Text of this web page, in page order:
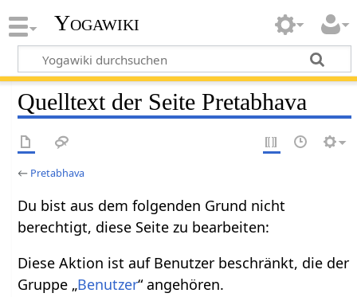
Yogawiki
Quelltext der Seite Pretabhava
← Pretabhava
Du bist aus dem folgenden Grund nicht
berechtigt, diese Seite zu bearbeiten:
Diese Aktion ist auf Benutzer beschränkt, die der
Gruppe „Benutzer“ angehören.